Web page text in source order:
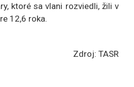
ktoré sa vlani rozviedli, žili v
12,6 roka.
Zdroj: TASR